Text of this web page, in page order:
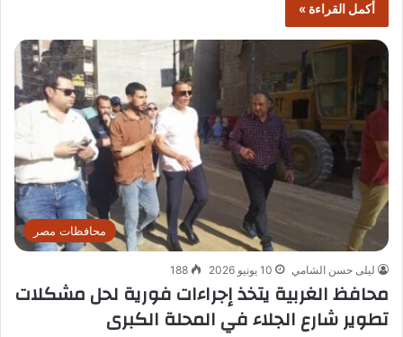
أكمل القراءة »
محافظات مصر
ليلى حسن الشامي 10 يونيو 2026 188
محافظ الغربية يتخذ إجراءات فورية لحل مشكلات
تطوير شارع الجلاء في المحلة الكبرى